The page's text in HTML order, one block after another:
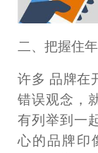
二、把握住
许多 品牌在
错误观念，
有列举到一
心的品牌印